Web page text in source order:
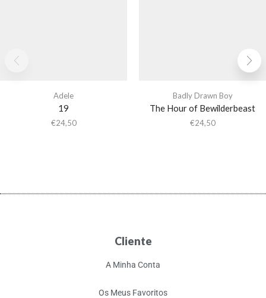
Adele
19
€24,50
Badly Drawn Boy
The Hour of Bewilderbeast
€24,50
Cliente
A Minha Conta
Os Meus Favoritos